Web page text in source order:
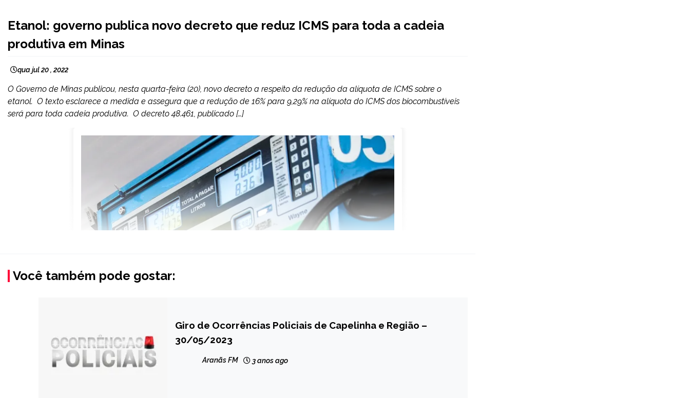
MINAS
GERAIS
Etanol: governo publica novo decreto que reduz ICMS para toda a cadeia
produtiva em Minas
qua jul 20 , 2022
O Governo de Minas publicou, nesta quarta-feira (20), novo decreto a respeito da redução da alíquota de ICMS sobre o
etanol. O texto esclarece a medida e assegura que a redução de 16% para 9,29% na alíquota do ICMS dos biocombustíveis
será para toda cadeia produtiva. O decreto 48.461, publicado […]
Você também pode gostar:
CAPELINHA
MINAS
Giro de Ocorrências Policiais de Capelinha e Região –
30/05/2023
Aranãs FM 3 anos ago